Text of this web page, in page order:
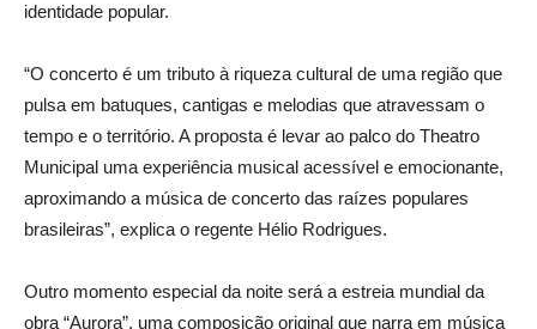
identidade popular.
“O concerto é um tributo à riqueza cultural de uma região que
pulsa em batuques, cantigas e melodias que atravessam o
tempo e o território. A proposta é levar ao palco do Theatro
Municipal uma experiência musical acessível e emocionante,
aproximando a música de concerto das raízes populares
brasileiras”, explica o regente Hélio Rodrigues.
Outro momento especial da noite será a estreia mundial da
obra “Aurora”, uma composição original que narra em música